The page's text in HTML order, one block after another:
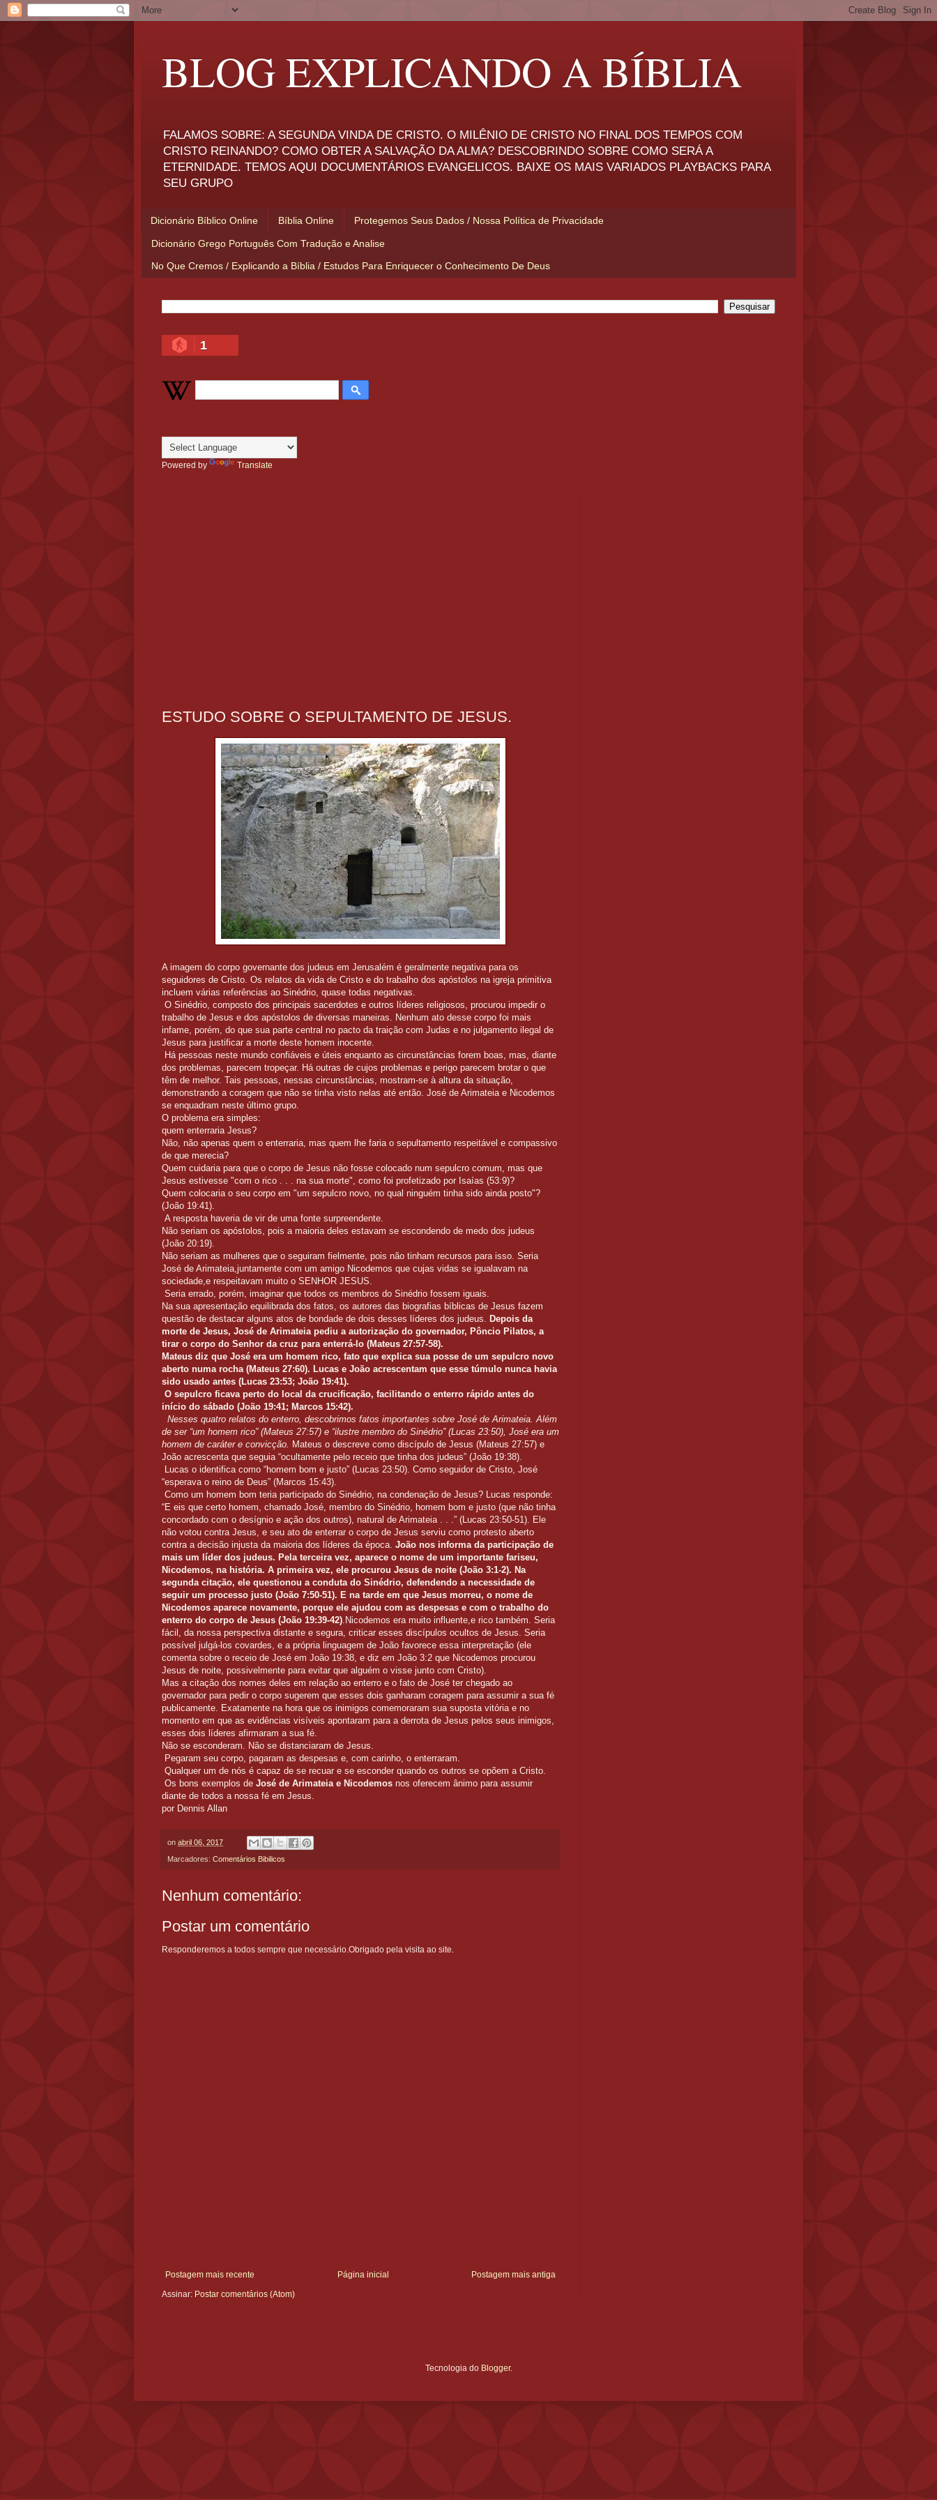
BLOG EXPLICANDO A BÍBLIA
FALAMOS SOBRE: A SEGUNDA VINDA DE CRISTO. O MILÊNIO DE CRISTO NO FINAL DOS TEMPOS COM
CRISTO REINANDO? COMO OBTER A SALVAÇÃO DA ALMA? DESCOBRINDO SOBRE COMO SERÁ A
ETERNIDADE. TEMOS AQUI DOCUMENTÁRIOS EVANGELICOS. BAIXE OS MAIS VARIADOS PLAYBACKS PARA
SEU GRUPO
Dicionário Bíblico Online Bíblia Online Protegemos Seus Dados / Nossa Política de Privacidade
Dicionário Grego Português Com Tradução e Analise
No Que Cremos / Explicando a Bíblia / Estudos Para Enriquecer o Conhecimento De Deus
1
Powered by Translate
ESTUDO SOBRE O SEPULTAMENTO DE JESUS.
A imagem do corpo governante dos judeus em Jerusalém é geralmente negativa para os
seguidores de Cristo. Os relatos da vida de Cristo e do trabalho dos apóstolos na igreja primitiva
incluem várias referências ao Sinédrio, quase todas negativas.
O Sinédrio, composto dos principais sacerdotes e outros líderes religiosos, procurou impedir o
trabalho de Jesus e dos apóstolos de diversas maneiras. Nenhum ato desse corpo foi mais
infame, porém, do que sua parte central no pacto da traição com Judas e no julgamento ilegal de
Jesus para justificar a morte deste homem inocente.
Há pessoas neste mundo confiáveis e úteis enquanto as circunstâncias forem boas, mas, diante
dos problemas, parecem tropeçar. Há outras de cujos problemas e perigo parecem brotar o que
têm de melhor. Tais pessoas, nessas circunstâncias, mostram-se à altura da situação,
demonstrando a coragem que não se tinha visto nelas até então. José de Arimateia e Nicodemos
se enquadram neste último grupo.
O problema era simples:
quem enterraria Jesus?
Não, não apenas quem o enterraria, mas quem lhe faria o sepultamento respeitável e compassivo
de que merecia?
Quem cuidaria para que o corpo de Jesus não fosse colocado num sepulcro comum, mas que
Jesus estivesse "com o rico . . . na sua morte", como foi profetizado por Isaías (53:9)?
Quem colocaria o seu corpo em "um sepulcro novo, no qual ninguém tinha sido ainda posto"?
(João 19:41).
A resposta haveria de vir de uma fonte surpreendente.
Não seriam os apóstolos, pois a maioria deles estavam se escondendo de medo dos judeus
(João 20:19).
Não seriam as mulheres que o seguiram fielmente, pois não tinham recursos para isso. Seria
José de Arimateia,juntamente com um amigo Nicodemos que cujas vidas se igualavam na
sociedade,e respeitavam muito o SENHOR JESUS.
Seria errado, porém, imaginar que todos os membros do Sinédrio fossem iguais.
Na sua apresentação equilibrada dos fatos, os autores das biografias bíblicas de Jesus fazem
questão de destacar alguns atos de bondade de dois desses líderes dos judeus.
Depois da
morte de Jesus, José de Arimateia pediu a autorização do governador, Pôncio Pilatos, a
tirar o corpo do Senhor da cruz para enterrá-lo (Mateus 27:57-58).
Mateus diz que José era um homem rico, fato que explica sua posse de um sepulcro novo
aberto numa rocha (Mateus 27:60). Lucas e João acrescentam que esse túmulo nunca havia
sido usado antes (Lucas 23:53; João 19:41).
O sepulcro ficava perto do local da crucificação, facilitando o enterro rápido antes do
início do sábado (João 19:41; Marcos 15:42).
Nesses quatro relatos do enterro, descobrimos fatos importantes sobre José de Arimateia. Além
de ser “um homem rico” (Mateus 27:57) e “ilustre membro do Sinédrio” (Lucas 23:50), José era um
homem de caráter e convicção.
Mateus o descreve como discípulo de Jesus (Mateus 27:57) e
João acrescenta que seguia “ocultamente pelo receio que tinha dos judeus” (João 19:38).
Lucas o identifica como “homem bom e justo” (Lucas 23:50). Como seguidor de Cristo, José
“esperava o reino de Deus” (Marcos 15:43).
Como um homem bom teria participado do Sinédrio, na condenação de Jesus? Lucas responde:
“E eis que certo homem, chamado José, membro do Sinédrio, homem bom e justo (que não tinha
concordado com o desígnio e ação dos outros), natural de Arimateia . . .” (Lucas 23:50-51). Ele
não votou contra Jesus, e seu ato de enterrar o corpo de Jesus serviu como protesto aberto
contra a decisão injusta da maioria dos líderes da época. João nos informa da participação de
mais um líder dos judeus. Pela terceira vez, aparece o nome de um importante fariseu,
Nicodemos, na história. A primeira vez, ele procurou Jesus de noite (João 3:1-2). Na
segunda citação, ele questionou a conduta do Sinédrio, defendendo a necessidade de
seguir um processo justo (João 7:50-51). E na tarde em que Jesus morreu, o nome de
Nicodemos aparece novamente, porque ele ajudou com as despesas e com o trabalho do
enterro do corpo de Jesus (João 19:39-42) .Nicodemos era muito influente,e rico também. Seria
fácil, da nossa perspectiva distante e segura, criticar esses discípulos ocultos de Jesus. Seria
possível julgá-los covardes, e a própria linguagem de João favorece essa interpretação (ele
comenta sobre o receio de José em João 19:38, e diz em João 3:2 que Nicodemos procurou
Jesus de noite, possivelmente para evitar que alguém o visse junto com Cristo).
Mas a citação dos nomes deles em relação ao enterro e o fato de José ter chegado ao
governador para pedir o corpo sugerem que esses dois ganharam coragem para assumir a sua fé
publicamente. Exatamente na hora que os inimigos comemoraram sua suposta vitória e no
momento em que as evidências visíveis apontaram para a derrota de Jesus pelos seus inimigos,
esses dois líderes afirmaram a sua fé.
Não se esconderam. Não se distanciaram de Jesus.
Pegaram seu corpo, pagaram as despesas e, com carinho, o enterraram.
Qualquer um de nós é capaz de se recuar e se esconder quando os outros se opõem a Cristo.
Os bons exemplos de José de Arimateia e Nicodemos nos oferecem ânimo para assumir
diante de todos a nossa fé em Jesus.
por Dennis Allan
on abril 06, 2017
Marcadores: Comentários Bibilicos
Nenhum comentário:
Postar um comentário
Responderemos a todos sempre que necessário.Obrigado pela visita ao site.
Postagem mais recente Postagem mais antiga
Página inicial
Assinar: Postar comentários (Atom)
Tecnologia do Blogger.